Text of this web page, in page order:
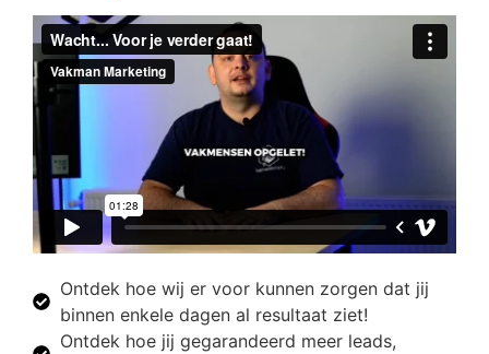
Ontdek hoe wij er voor kunnen zorgen dat jij
binnen enkele dagen al resultaat ziet!
Ontdek hoe jij gegarandeerd meer leads,